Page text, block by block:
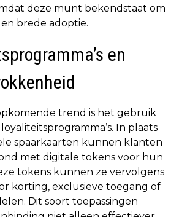
deze munt bekendstaat om
brede adoptie.
en
trend is het gebruik
In plaats
spaarkaarten kunnen klanten
met digitale tokens voor hun
tokens kunnen ze vervolgens
korting, exclusieve toegang of
Dit soort toepassingen